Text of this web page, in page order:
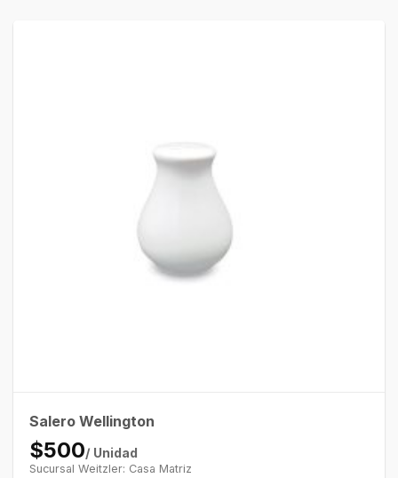
Salero Wellington
$500/ Unidad
Sucursal Weitzler: Casa Matriz